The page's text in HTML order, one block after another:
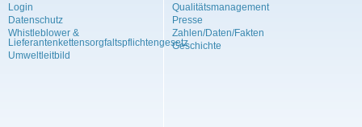
Login
Datenschutz
Whistleblower &
Lieferantenkettensorgfaltspflichtengesetz
Umweltleitbild
Qualitätsmanagement
Presse
Zahlen/Daten/Fakten
Geschichte